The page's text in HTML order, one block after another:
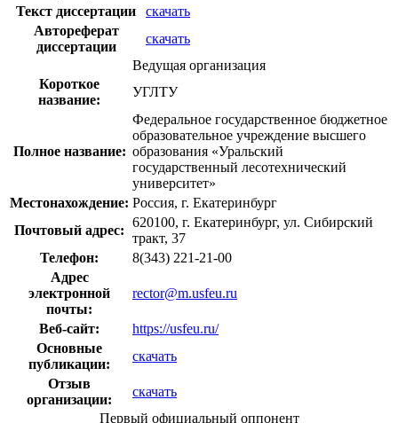
Текст диссертации
скачать
Автореферат
диссертации
скачать
Ведущая организация
Короткое
название:
УГЛТУ
Полное название:
Федеральное государственное бюджетное
образовательное учреждение высшего
образования «Уральский
государственный лесотехнический
университет»
Местонахождение: Россия, г. Екатеринбург
Почтовый адрес:
620100, г. Екатеринбург, ул. Сибирский
тракт, 37
Телефон:
8(343) 221-21-00
Адрес
электронной
почты:
rector@m.usfeu.ru
Веб-сайт:
https://usfeu.ru/
Основные
публикации:
скачать
Отзыв
организации:
скачать
Первый официальный оппонент